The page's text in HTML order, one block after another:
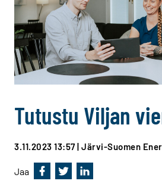
Tutustu Viljan
3.11.2023 13:57 | Järvi-Suomen
Jaa Jaa Facebookissa
Jaa Twitterissä
Jaa Linkedinissä